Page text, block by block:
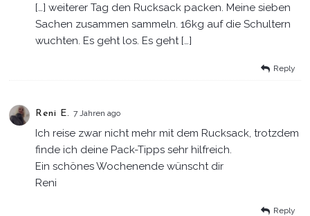
Reply
[…] weiterer Tag den Rucksack packen. Meine sieben
Sachen zusammen sammeln. 16kg auf die Schultern
wuchten. Es geht los. Es geht […]
Reni E. 7 Jahren ago
Reply
Ich reise zwar nicht mehr mit dem Rucksack, trotzdem
finde ich deine Pack-Tipps sehr hilfreich.
Ein schönes Wochenende wünscht dir
Reni